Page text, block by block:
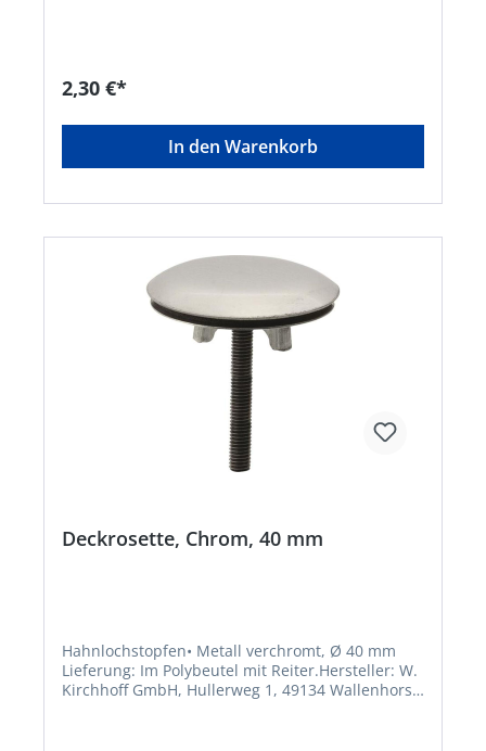
2,30 €*
In den Warenkorb
Deckrosette, Chrom, 40 mm
Hahnlochstopfen• Metall verchromt, Ø 40 mm
Lieferung: Im Polybeutel mit Reiter.Hersteller: W.
Kirchhoff GmbH, Hullerweg 1, 49134 Wallenhorst,